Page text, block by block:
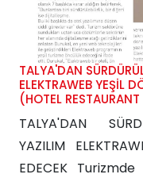
TALYA'DAN
ELEKTRAWEB YEŞİL
(HOTEL
TALYA'DAN
YAZILIM
EDECEK